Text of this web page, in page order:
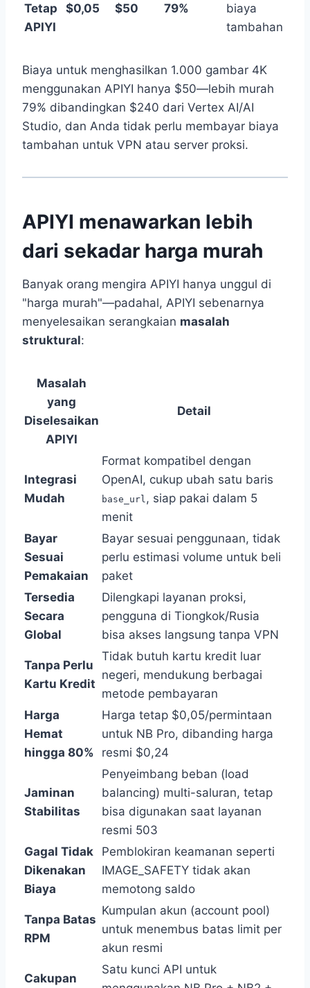
Tetap
APIYI
$0,05 $50 79%
biaya
tambahan
Biaya untuk menghasilkan 1.000 gambar 4K
menggunakan APIYI hanya $50—lebih murah
79% dibandingkan $240 dari Vertex AI/AI
Studio, dan Anda tidak perlu membayar biaya
tambahan untuk VPN atau server proksi.
APIYI menawarkan lebih
dari sekadar harga murah
Banyak orang mengira APIYI hanya unggul di
"harga murah"—padahal, APIYI sebenarnya
menyelesaikan serangkaian masalah
struktural:
Masalah
yang
Diselesaikan
APIYI
Detail
Integrasi
Mudah
Format kompatibel dengan
OpenAI, cukup ubah satu baris
base_url, siap pakai dalam 5
menit
Bayar
Sesuai
Pemakaian
Bayar sesuai penggunaan, tidak
perlu estimasi volume untuk beli
paket
Tersedia
Secara
Global
Dilengkapi layanan proksi,
pengguna di Tiongkok/Rusia
bisa akses langsung tanpa VPN
Tanpa Perlu
Kartu Kredit
Tidak butuh kartu kredit luar
negeri, mendukung berbagai
metode pembayaran
Harga
Hemat
hingga 80%
Harga tetap $0,05/permintaan
untuk NB Pro, dibanding harga
resmi $0,24
Jaminan
Stabilitas
Penyeimbang beban (load
balancing) multi-saluran, tetap
bisa digunakan saat layanan
resmi 503
Gagal Tidak
Dikenakan
Biaya
Pemblokiran keamanan seperti
IMAGE_SAFETY tidak akan
memotong saldo
Tanpa Batas
RPM
Kumpulan akun (account pool)
untuk menembus batas limit per
akun resmi
Cakupan
Satu kunci API untuk